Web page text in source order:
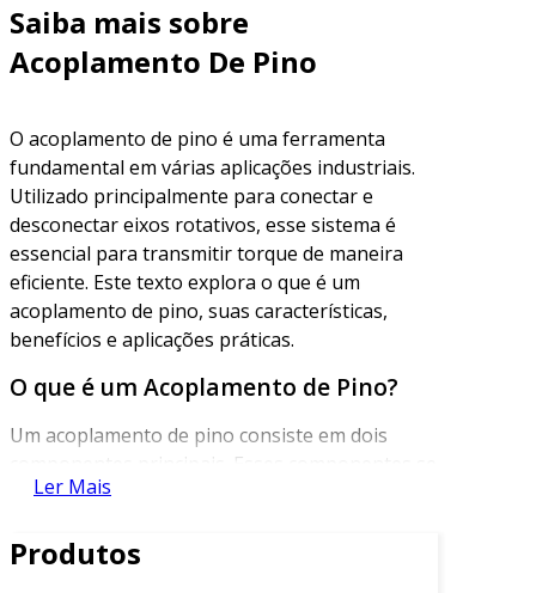
Saiba mais sobre
Acoplamento De Pino
O acoplamento de pino é uma ferramenta
fundamental em várias aplicações industriais.
Utilizado principalmente para conectar e
desconectar eixos rotativos, esse sistema é
essencial para transmitir torque de maneira
eficiente. Este texto explora o que é um
acoplamento de pino, suas características,
benefícios e aplicações práticas.
O que é um Acoplamento de Pino?
Um acoplamento de pino consiste em dois
componentes principais. Esses componentes se
conectam através de um pino ou um conjunto
segura entre eixos, mantendo a alinhamento e
Ler Mais
Produtos